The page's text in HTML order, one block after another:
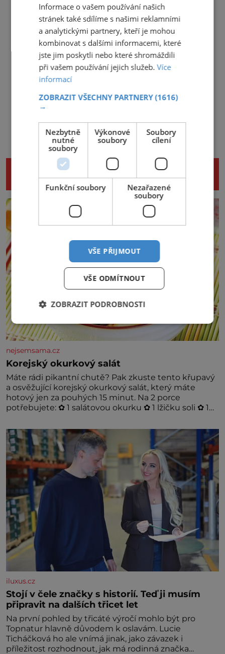
NENECHTE SI UJÍT DALŠÍ ZAJÍMAVÉ
ČLÁNKY
nejsemsama.cz
Korejský okurkový salát
Máte rádi pikantní chutě? Pak zkuste tento křupavý
a osvěžující korejský okurkový salát, který máte
hotový jen za pouhých 15 minut. Na 2 porce
potřebujete: ✿ 1 salátovou okurku ✿ 1 lžičku soli ✿ 1
rýžového octa ✿ 1 lžičku sezamového oleje ✿ 1 lžičku
chilli ✿ 1 lžičku cukru ✿ 1 jarní cibulku ✿ 1 lžíci
sezamových semínek
iluxus.cz
Stojí v čele značky s historií. Teď ji musím
připravit na dalších třicet let
Na první pohled by třicáté výročí mohlo být pro
Topnatur hlavně důvodem k oslavám. Lucie
Ticháčková ho ale vnímá jinak, jako závazek i
příležitost rozhodnout, jak má rodinná značka
Informace o vašem používání našich
stránek také sdílíme s našimi reklamními
a analytickými partnery, kteří je mohou
kombinovat s dalšími informacemi, které
jste jim poskytli nebo které shromáždili
při vašem používání jejich služeb.Více
informací
ZOBRAZIT VŠECHNY PARTNERY(1616)
→
Nezbytně
nutné
soubory
Výkonové
soubory
Soubory
cílení
Funkční soubory
Nezařazené
soubory
VŠE PŘIJMOUT
VŠE ODMÍTNOUT
ZOBRAZIT PODROBNOSTI